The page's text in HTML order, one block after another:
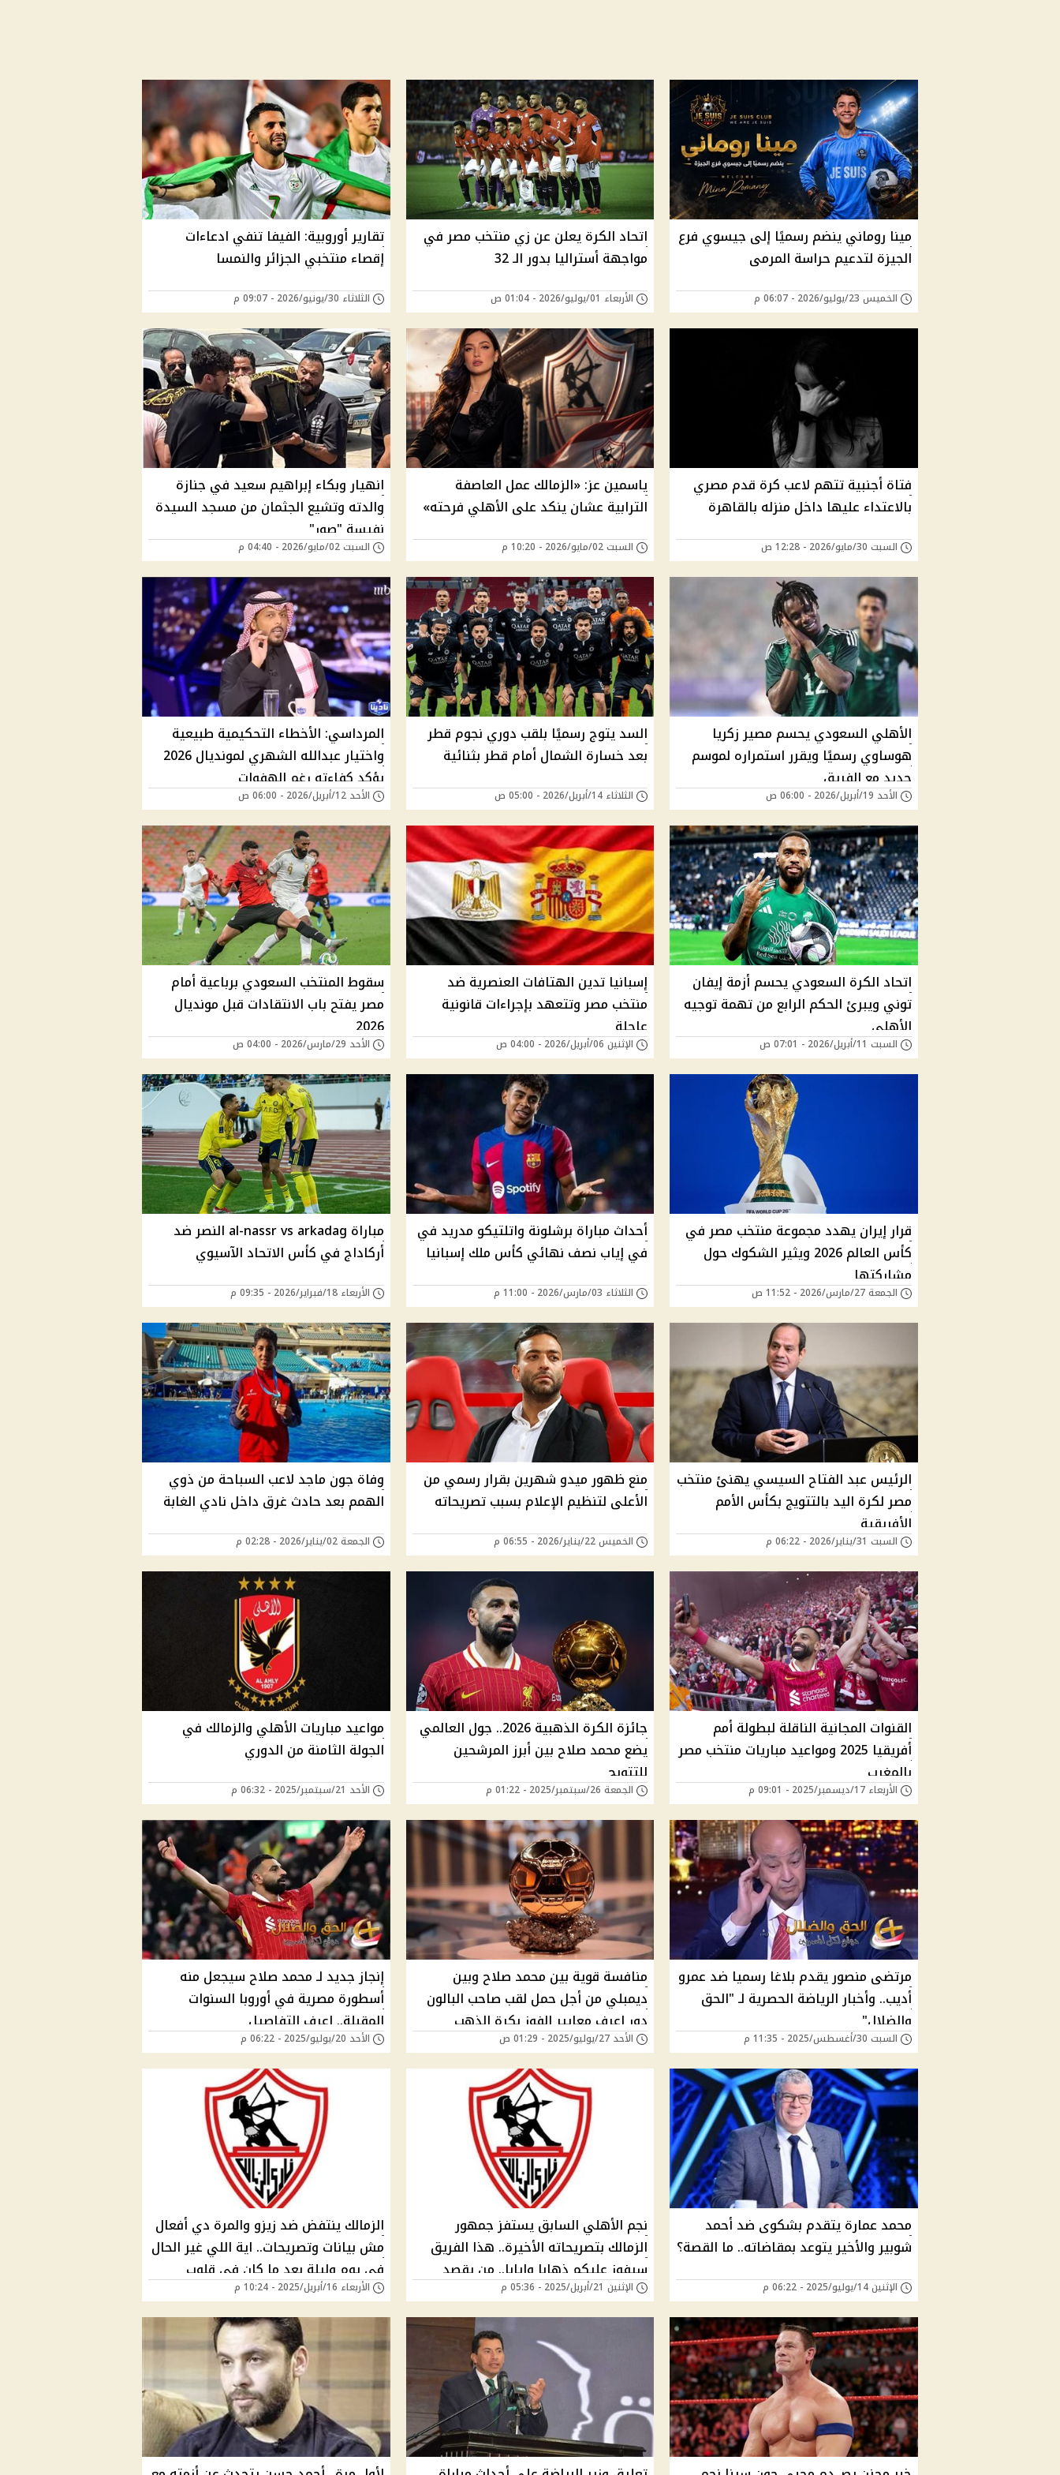
مينا روماني ينضم رسميًا إلى جيسوي فرع
الجيزة لتدعيم حراسة المرمى
الخميس 23/يوليو/2026 - 06:07 م
اتحاد الكرة يعلن عن زي منتخب مصر في
مواجهة أستراليا بدور الـ 32
الأربعاء 01/يوليو/2026 - 01:04 ص
تقارير أوروبية: الفيفا تنفي ادعاءات
إقصاء منتخبي الجزائر والنمسا
الثلاثاء 30/يونيو/2026 - 09:07 م
فتاة أجنبية تتهم لاعب كرة قدم مصري
بالاعتداء عليها داخل منزله بالقاهرة
السبت 30/مايو/2026 - 12:28 ص
ياسمين عز: «الزمالك عمل العاصفة
الترابية عشان ينكد على الأهلي فرحته»
السبت 02/مايو/2026 - 10:20 م
انهيار وبكاء إبراهيم سعيد في جنازة
والدته وتشيع الجثمان من مسجد السيدة
نفيسة "صور"
السبت 02/مايو/2026 - 04:40 م
الأهلي السعودي يحسم مصير زكريا
هوساوي رسميًا ويقرر استمراره لموسم
جديد مع الفريق
الأحد 19/أبريل/2026 - 06:00 ص
السد يتوج رسميًا بلقب دوري نجوم قطر
بعد خسارة الشمال أمام قطر بثنائية
الثلاثاء 14/أبريل/2026 - 05:00 ص
المرداسي: الأخطاء التحكيمية طبيعية
واختيار عبدالله الشهري لمونديال 2026
يؤكد كفاءته رغم الهفوات
الأحد 12/أبريل/2026 - 06:00 ص
اتحاد الكرة السعودي يحسم أزمة إيفان
توني ويبرئ الحكم الرابع من تهمة توجيه
الأهلي
السبت 11/أبريل/2026 - 07:01 ص
إسبانيا تدين الهتافات العنصرية ضد
منتخب مصر وتتعهد بإجراءات قانونية
عاجلة
الإثنين 06/أبريل/2026 - 04:00 ص
سقوط المنتخب السعودي برباعية أمام
مصر يفتح باب الانتقادات قبل مونديال
2026
الأحد 29/مارس/2026 - 04:00 ص
قرار إيران يهدد مجموعة منتخب مصر في
كأس العالم 2026 ويثير الشكوك حول
مشاركتها
الجمعة 27/مارس/2026 - 11:52 ص
أحداث مباراة برشلونة واتلتيكو مدريد في
في إياب نصف نهائي كأس ملك إسبانيا
الثلاثاء 03/مارس/2026 - 11:00 م
مباراة al-nassr vs arkadag النصر ضد
أركاداج في كأس الاتحاد الآسيوي
الأربعاء 18/فبراير/2026 - 09:35 م
الرئيس عبد الفتاح السيسي يهنئ منتخب
مصر لكرة اليد بالتتويج بكأس الأمم
الأفريقية
السبت 31/يناير/2026 - 06:22 م
منع ظهور ميدو شهرين بقرار رسمي من
الأعلى لتنظيم الإعلام بسبب تصريحاته
الخميس 22/يناير/2026 - 06:55 م
وفاة جون ماجد لاعب السباحة من ذوي
الهمم بعد حادث غرق داخل نادي الغابة
الجمعة 02/يناير/2026 - 02:28 م
القنوات المجانية الناقلة لبطولة أمم
أفريقيا 2025 ومواعيد مباريات منتخب مصر
بالمغرب
الأربعاء 17/ديسمبر/2025 - 09:01 م
جائزة الكرة الذهبية 2026.. جول العالمي
يضع محمد صلاح بين أبرز المرشحين
للتتويج
الجمعة 26/سبتمبر/2025 - 01:22 م
مواعيد مباريات الأهلي والزمالك في
الجولة الثامنة من الدوري
الأحد 21/سبتمبر/2025 - 06:32 م
مرتضى منصور يقدم بلاغا رسميا ضد عمرو
أديب.. وأخبار الرياضة الحصرية لـ "الحق
والضلال"
السبت 30/أغسطس/2025 - 11:35 م
منافسة قوية بين محمد صلاح وبين
ديمبلي من أجل حمل لقب صاحب البالون
دور اعرف معايير الفوز بكرة الذهب
الأحد 27/يوليو/2025 - 01:29 ص
إنجاز جديد لـ محمد صلاح سيجعل منه
أسطورة مصرية في أوروبا السنوات
المقبلة.. اعرف التفاصيل
الأحد 20/يوليو/2025 - 06:22 م
محمد عمارة يتقدم بشكوى ضد أحمد
شوبير والأخير يتوعد بمقاضاته.. ما القصة؟
الإثنين 14/يوليو/2025 - 06:22 م
نجم الأهلي السابق يستفز جمهور
الزمالك بتصريحاته الأخيرة.. هذا الفريق
سيفوز عليكم ذهابا وإيابا.. من يقصد
وهل تتفق معه؟!
الإثنين 21/أبريل/2025 - 05:36 م
الزمالك ينتفض ضد زيزو والمرة دي أفعال
مش بيانات وتصريحات.. اية اللي غير الحال
في يوم وليلة بعد ما كان في قلوب
الزملكاوية ومجلس الإدارة؟!
الأربعاء 16/أبريل/2025 - 10:24 م